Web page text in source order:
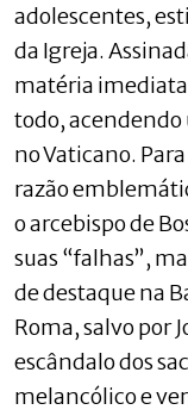
adolescentes,
da Igreja.
matéria
todo, acendendo
no Vaticano.
razão
o arcebispo de
suas “falhas”,
de destaque na
Roma, salvo por
escândalo dos
melancólico e